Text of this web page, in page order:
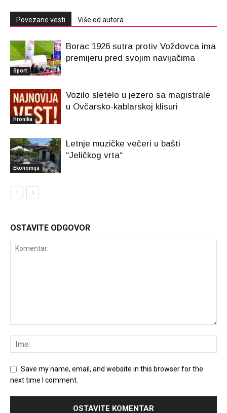
Povezane vesti Više od autora
Sport
Borac 1926 sutra protiv Voždovca ima
premijeru pred svojim navijačima
Hronika
Vozilo sletelo u jezero sa magistrale
u Ovčarsko-kablarskoj klisuri
Ekonomija
Letnje muzičke večeri u bašti
“Jeličkog vrta“
OSTAVITE ODGOVOR
Save my name, email, and website in this browser for the
next time I comment.